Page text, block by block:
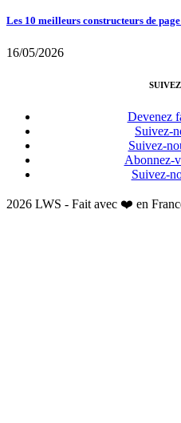
Les 10 meilleurs constructeurs de
16/05/2026
Devenez
Suivez-
Suivez-
Abonnez-
Suivez-
2026 LWS - Fait avec ❤️ en